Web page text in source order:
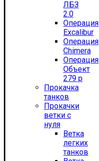
ЛБЗ
2.0
Операция
Excalibur
Операция
Chimera
Операция
Объект
279 р
Прокачка
танков
Прокачки
ветки с
нуля
Ветка
легких
танков